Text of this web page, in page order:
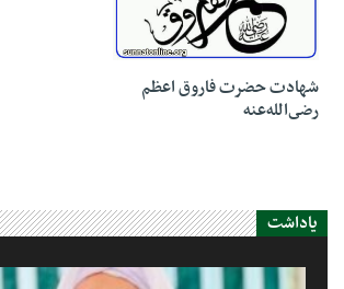
شهادت حضرت فاروق اعظم
رضى‌الله‌عنه
یاداشت